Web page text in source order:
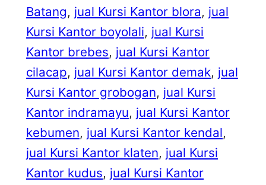
Batang, jual Kursi Kantor blora, jual
Kursi Kantor boyolali, jual Kursi
Kantor brebes, jual Kursi Kantor
cilacap, jual Kursi Kantor demak, jual
Kursi Kantor grobogan, jual Kursi
Kantor indramayu, jual Kursi Kantor
kebumen, jual Kursi Kantor kendal
jual Kursi Kantor klaten, jual Kursi
Kantor kudus, jual Kursi Kantor